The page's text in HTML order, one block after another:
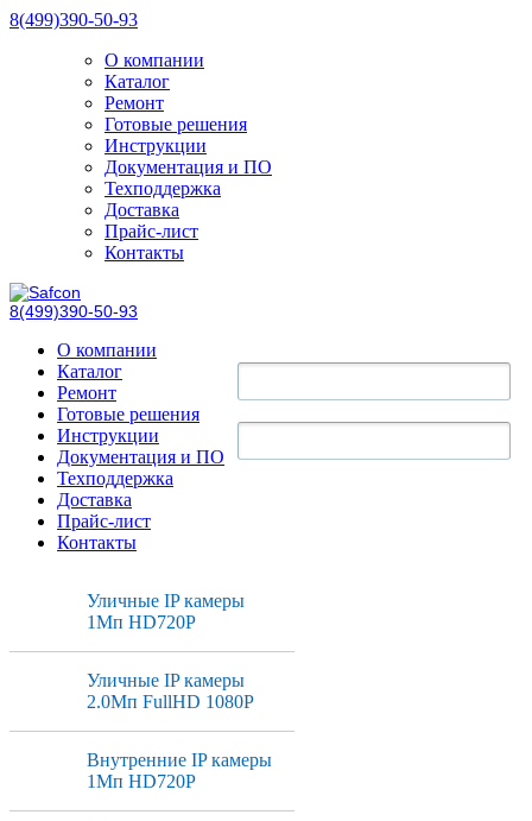
8(499)390-50-93
О компании
Каталог
Ремонт
Готовые решения
Инструкции
Документация и ПО
Техподдержка
Доставка
Прайс-лист
Контакты
8(499)390-50-93
О компании
Каталог
Ремонт
Готовые решения
Инструкции
Документация и ПО
Техподдержка
Доставка
Прайс-лист
Контакты
Уличные IP камеры
1Мп HD720P
Уличные IP камеры
2.0Мп FullHD 1080P
Внутренние IP камеры
1Мп HD720P